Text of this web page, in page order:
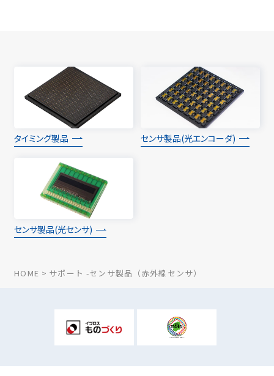
タイミング製品 センサ製品(光エンコーダ)
センサ製品(光センサ)
HOME サポート -センサ製品（赤外線センサ）